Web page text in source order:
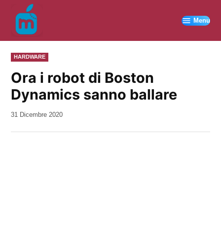
contenuto
Menu
PUBBLICATO
IN
HARDWARE
Ora i robot di Boston
Dynamics sanno ballare
da
31 Dicembre 2020